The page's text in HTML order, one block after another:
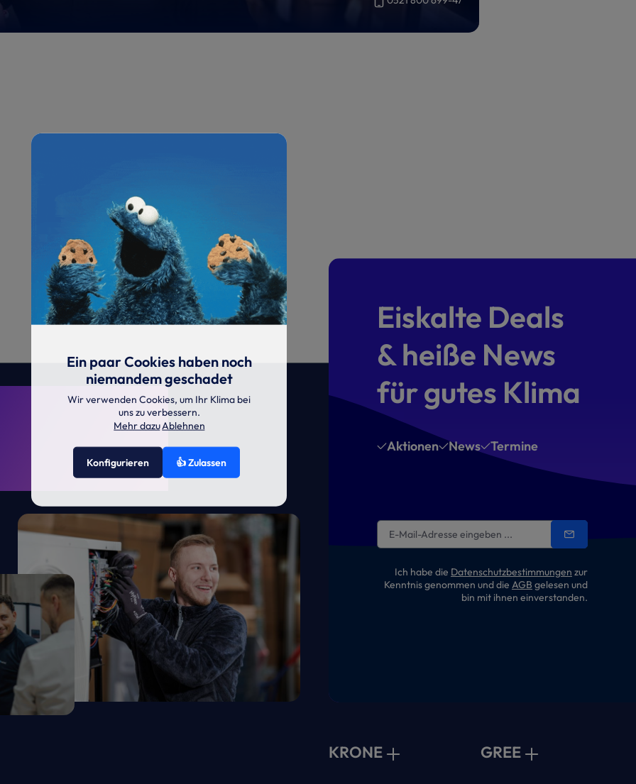
Eiskalte Deals
& heiße News
für gutes Klima
Aktionen News Termine
Ich habe die Datenschutzbestimmungen zur
Kenntnis genommen und die AGB gelesen und
bin mit ihnen einverstanden.
KRONE GREE
Ein paar Cookies haben noch
niemandem geschadet
Wir verwenden Cookies, um Ihr Klima bei
uns zu verbessern.
Mehr dazuAblehnen
Konfigurieren 👍 Zulassen